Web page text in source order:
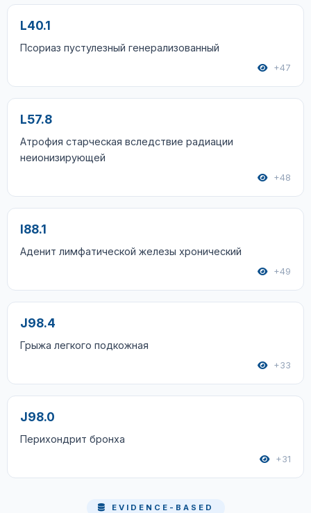
L40.1
Псориаз пустулезный генерализованный
+47
L57.8
Атрофия старческая вследствие радиации
неионизирующей
+48
I88.1
Аденит лимфатической железы хронический
+49
J98.4
Грыжа легкого подкожная
+33
J98.0
Перихондрит бронха
+31
EVIDENCE-BASED